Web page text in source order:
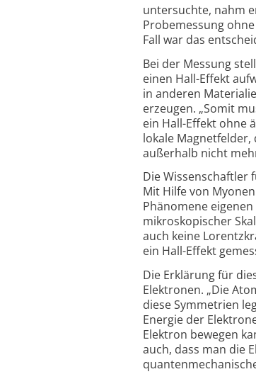
untersuchte, nahm
Probemessung
Fall war das
Bei der Messung
einen Hall-Effekt
in anderen
erzeugen. „Somit
ein Hall-Effekt ohne
lokale
außerhalb nicht
Die Wissenschaftler
Mit Hilfe von
Phänomene
mikroskopischer
auch keine
ein Hall-Effekt
Die Erklärung für
Elektronen. „Die
diese Symmetrien
Energie der
Elektron bewegen
auch, dass man die